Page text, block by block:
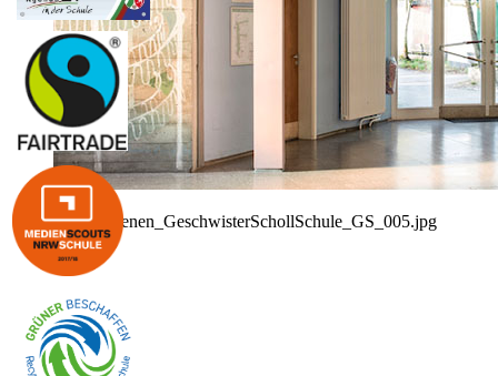
Unna_Luenen_GeschwisterSchollSchule_GS_005.jpg